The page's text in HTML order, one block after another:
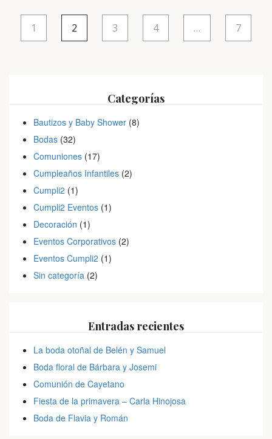
1 2 3 4 … 7
Categorías
Bautizos y Baby Shower (8)
Bodas (32)
Comuniones (17)
Cumpleaños Infantiles (2)
Cumpli2 (1)
Cumpli2 Eventos (1)
Decoración (1)
Eventos Corporativos (2)
Eventos Cumpli2 (1)
Sin categoría (2)
Entradas recientes
La boda otoñal de Belén y Samuel
Boda floral de Bárbara y Josemi
Comunión de Cayetano
Fiesta de la primavera – Carla Hinojosa
Boda de Flavia y Román